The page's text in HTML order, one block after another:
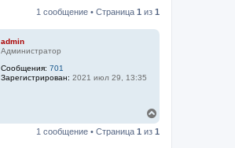
1 сообщение • Страница 1 из 1
admin
Администратор
Сообщения: 701
Зарегистрирован: 2021 июл 29, 13:35
р
1 сообщение • Страница 1 из 1